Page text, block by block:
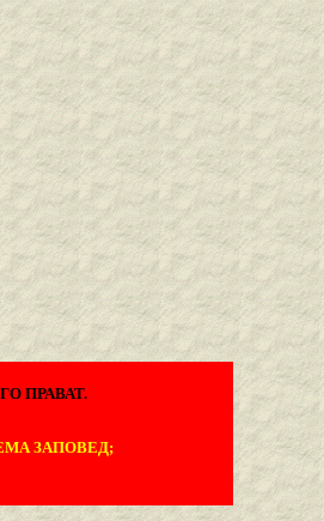
ПРАВАТ.
ЗАПОВЕД;